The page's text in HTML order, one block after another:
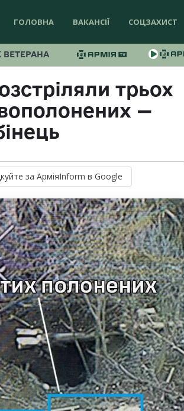
ГОЛОВНА ВАКАНСІЇ СОЦЗАХИСТ
ВЕТЕРАНА
трьох
—
за АрміяInform в Google